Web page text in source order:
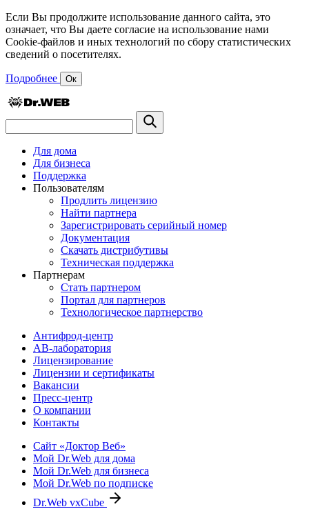
Если Вы продолжите использование данного сайта, это
означает, что Вы даете согласие на использование нами
Cookie-файлов и иных технологий по сбору статистических
сведений о посетителях.
Подробнее Ок
Для дома
Для бизнеса
Поддержка
Пользователям
Продлить лицензию
Найти партнера
Зарегистрировать серийный номер
Документация
Скачать дистрибутивы
Техническая поддержка
Партнерам
Стать партнером
Портал для партнеров
Технологическое партнерство
Антифрод-центр
АВ-лаборатория
Лицензирование
Лицензии и сертификаты
Вакансии
Пресс-центр
О компании
Контакты
Сайт «Доктор Веб»
Мой Dr.Web для дома
Мой Dr.Web для бизнеса
Мой Dr.Web по подписке
Dr.Web vxCube